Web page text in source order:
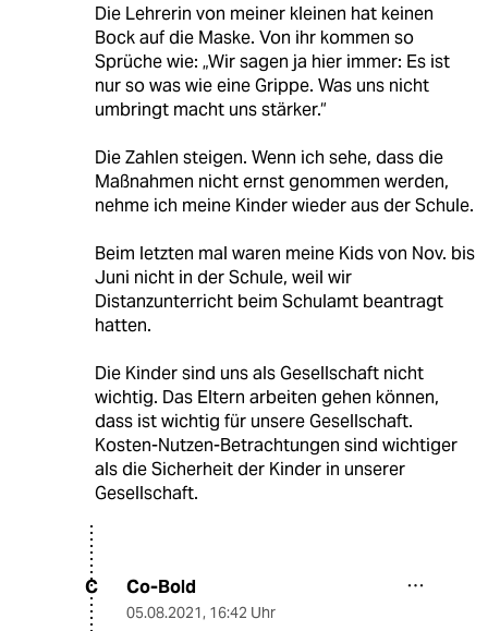
Die Lehrerin von meiner kleinen hat keinen
Bock auf die Maske. Von ihr kommen so
Sprüche wie: „Wir sagen ja hier immer: Es ist
nur so was wie eine Grippe. Was uns nicht
umbringt macht uns stärker.“
Die Zahlen steigen. Wenn ich sehe, dass die
Maßnahmen nicht ernst genommen werden,
nehme ich meine Kinder wieder aus der Schule.
Beim letzten mal waren meine Kids von Nov. bis
Juni nicht in der Schule, weil wir
Distanzunterricht beim Schulamt beantragt
hatten.
Die Kinder sind uns als Gesellschaft nicht
wichtig. Das Eltern arbeiten gehen können,
dass ist wichtig für unsere Gesellschaft.
Kosten-Nutzen-Betrachtungen sind wichtiger
als die Sicherheit der Kinder in unserer
Gesellschaft.
C Co-Bold
05.08.2021, 16:42 Uhr